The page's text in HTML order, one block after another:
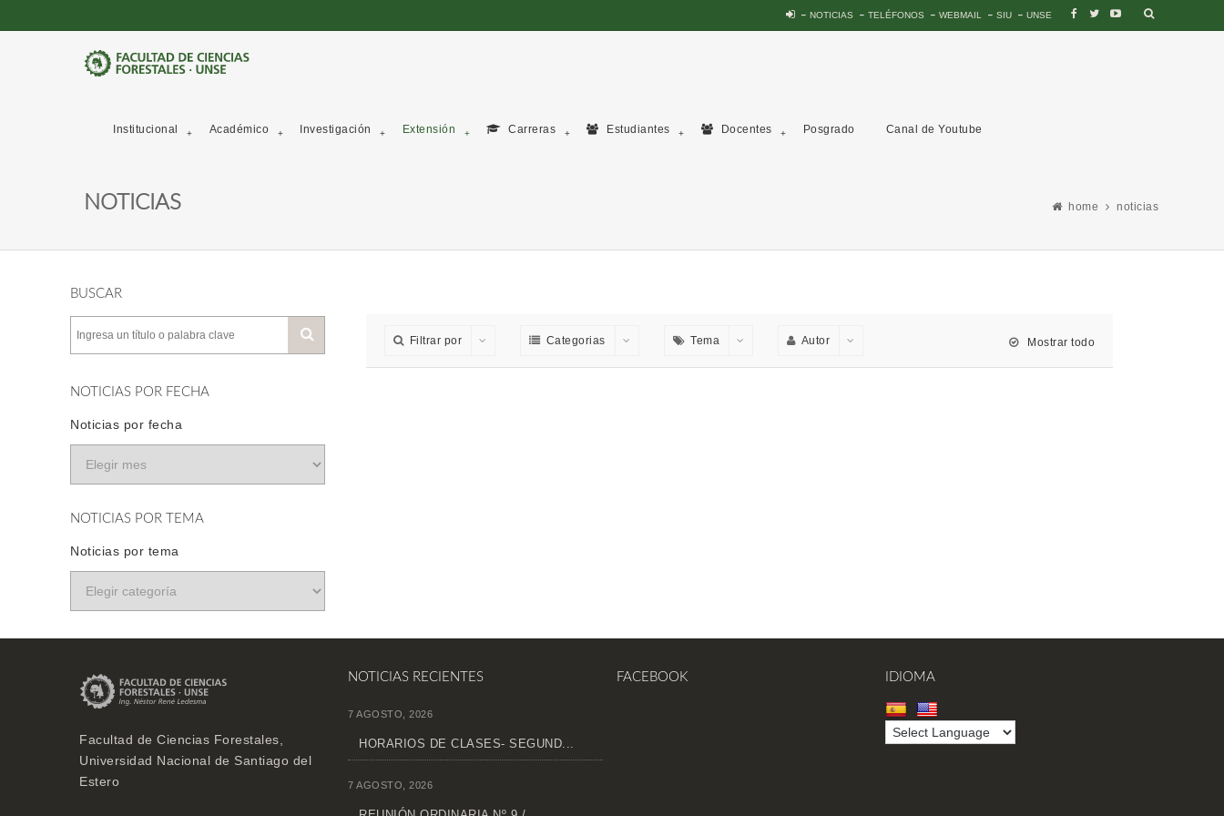
NOTICIAS TELÉFONOS WEBMAIL SIU UNSE
Institucional Académico Investigación Extensión Carreras Estudiantes Docentes Posgrado Canal de Youtube
NOTICIAS home noticias
BUSCAR
NOTICIAS POR FECHA
Noticias por fecha
NOTICIAS POR TEMA
Noticias por tema
Filtrar por Categorias Tema Autor Mostrar todo
Facultad de Ciencias Forestales,
Universidad Nacional de Santiago del
Estero
NOTICIAS RECIENTES
7 AGOSTO, 2026
HORARIOS DE CLASES- SEGUND...
7 AGOSTO, 2026
FACEBOOK IDIOMA